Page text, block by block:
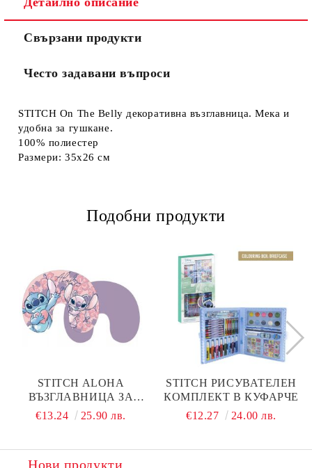
Ние ще се свържем с вас в рамките на работния ден.
Свързани продукти
Често задавани въпроси
STITCH On The Belly декоративна възглавница. Мека и
удобна за гушкане.
100% полиестер
Размери: 35х26 см
Подобни продукти
STITCH ALOHA
ВЪЗГЛАВНИЦА ЗА
ПЪТУВАНЕ
€13.24 25.90 лв.
STITCH РИСУВАТЕЛЕН
КОМПЛЕКТ В КУФАРЧЕ
€12.27
24.00 лв.
Нови продукти